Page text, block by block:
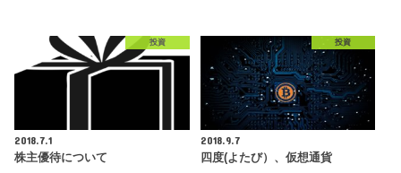
投資
2018.7.1
株主優待について
投資
2018.9.7
四度(よたび）、仮想通貨